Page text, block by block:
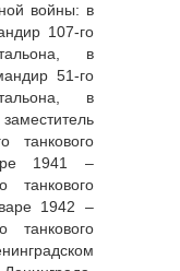
войны: в
107-го
в
51-го
в
танкового
1941 –
танкового
1942 –
танкового